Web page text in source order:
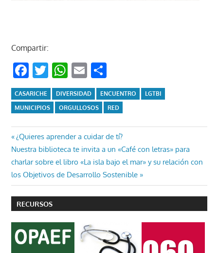
Compartir:
Facebook
Twitter
WhatsApp
EmailCompartir
CASARICHE DIVERSIDAD ENCUENTRO
LGTBI
MUNICIPIOS
ORGULLOSOS RED
Navegación
de
entradas
Entrada
anterior:
¿Quieres aprender a cuidar de tí?
Entrada
siguiente:
Nuestra biblioteca te invita a un «Café con letras» para
charlar sobre el libro «La isla bajo el mar» y su relación con
los Objetivos de Desarrollo Sostenible
RECURSOS